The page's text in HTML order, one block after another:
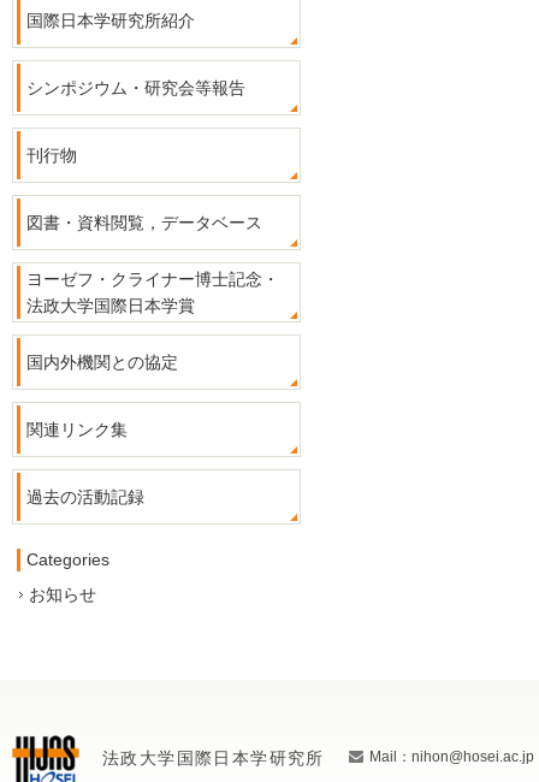
国際日本学研究所紹介
シンポジウム・研究会等報告
刊行物
図書・資料閲覧，データベース
ヨーゼフ・クライナー博士記念・
法政大学国際日本学賞
国内外機関との協定
関連リンク集
過去の活動記録
Categories
お知らせ
法政大学国際日本学研究所 Mail：nihon@hosei.ac.jp